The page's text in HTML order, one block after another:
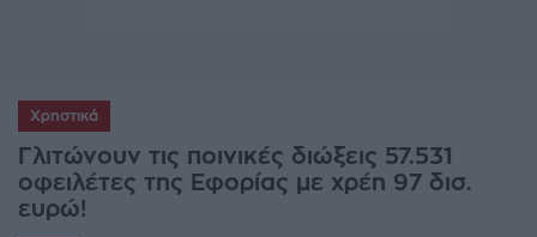
Χρηστικά
Γλιτώνουν τις ποινικές διώξεις 57.531
οφειλέτες της Εφορίας με χρέη 97 δισ.
ευρώ!